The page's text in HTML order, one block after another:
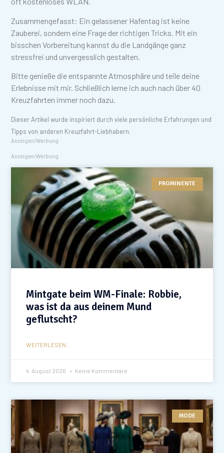
Zusammengefasst: Ein gelassener Hafentag ist keine
Zauberei, sondern eine Frage der richtigen Tricks. Mit ein
bisschen Vorbereitung kannst du die Landgänge ganz
stressfrei und unvergesslich gestalten.
Bitte genieße die entspannte Atmosphäre und teile deine
Erlebnisse mit mir. Schließlich lerne ich auch nach über 40
Kreuzfahrten immer noch dazu.
Dieser Artikel wurde inspiriert durch viele persönliche Erfahrungen und
Tipps von anderen Kreuzfahrt-Liebhabern.
Anzeigen/Werbung
Anzeigen/Werbung
PROMINENTE
Mintgate beim WM-Finale: Robbie,
was ist da aus deinem Mund
geflutscht?
WEITERLESEN...
4. August 2026 Keine Kommentare
MODE